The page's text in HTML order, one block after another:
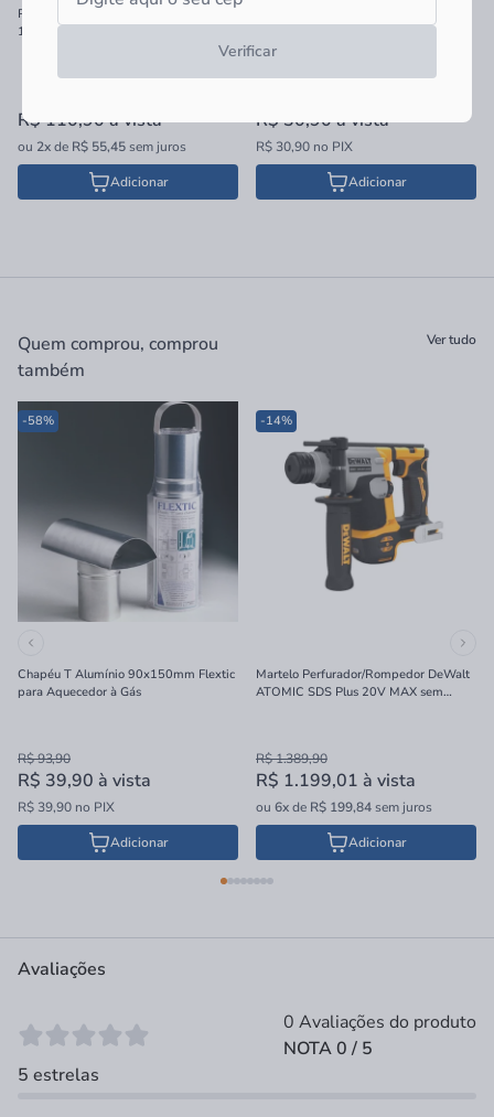
Verificar
Perfil Laminado Floorest Girassol
1,3x4,8x180cm 5 em 1
R$ 110,90à vista
ou 2xde R$ 55,45sem juros
Adicionar
R$ 30,90à vista
R$ 30,90 no PIX
Adicionar
Quem comprou, comprou
também
Ver tudo
-58%
Chapéu T Alumínio 90x150mm Flextic
para Aquecedor à Gás
R$ 93,90
R$ 39,90 à vista
R$ 39,90 no PIX
Adicionar
-14%
Martelo Perfurador/Rompedor DeWalt
ATOMIC SDS Plus 20V MAX sem
R$ 1.389,90
R$ 1.199,01 à vista
ou 6xde R$ 199,84sem juros
Adicionar
Avaliações
0 Avaliações do produto
NOTA 0 / 5
5 estrelas